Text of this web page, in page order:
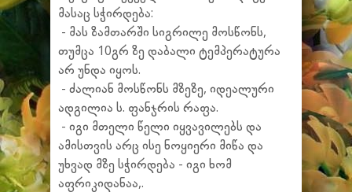
მასაც სჭირდება:
- მას ზამთარში სიგრილე მოსწონს,
თუმცა 10გრ ზე დაბალი ტემპერატურა
არ უნდა იყოს.
- ძალიან მოსწონს მზეზე, იდეალური
ადგილია ს. ფანჯრის რაფა.
- იგი მთელი წელი იყვავილებს და
ამისთვის არც ისე ნოყიერი მიწა და
უხვად მზე სჭირდება - იგი ხომ
აფრიკიდანაა,.